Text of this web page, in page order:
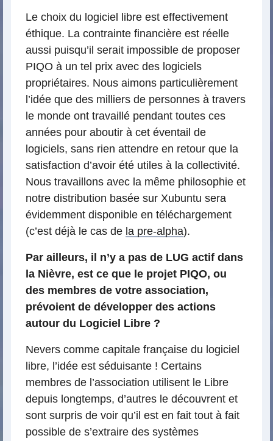
Le choix du logiciel libre est effectivement
éthique. La contrainte financière est réelle
aussi puisqu’il serait impossible de proposer
PIQO à un tel prix avec des logiciels
propriétaires. Nous aimons particulièrement
l’idée que des milliers de personnes à travers
le monde ont travaillé pendant toutes ces
années pour aboutir à cet éventail de
logiciels, sans rien attendre en retour que la
satisfaction d’avoir été utiles à la collectivité.
Nous travaillons avec la même philosophie et
notre distribution basée sur Xubuntu sera
évidemment disponible en téléchargement
(c’est déjà le cas de la pre-alpha).
Par ailleurs, il n’y a pas de LUG actif dans
la Nièvre, est ce que le projet PIQO, ou
des membres de votre association,
prévoient de développer des actions
autour du Logiciel Libre ?
Nevers comme capitale française du logiciel
libre, l’idée est séduisante ! Certains
membres de l’association utilisent le Libre
depuis longtemps, d’autres le découvrent et
sont surpris de voir qu’il est en fait tout à fait
possible de s’extraire des systèmes